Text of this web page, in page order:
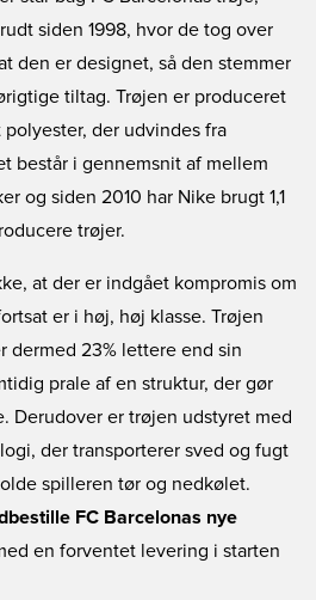
siden 1998, hvor de tog over
den er designet, så den stemmer
tiltag. Trøjen er produceret
der udvindes fra
består i gennemsnit af mellem
og siden 2010 har Nike brugt 1,1
trøjer.
at der er indgået kompromis om
er i høj, høj klasse. Trøjen
dermed 23% lettere end sin
prale af en struktur, der gør
Derudover er trøjen udstyret med
der transporterer sved og fugt
spilleren tør og nedkølet.
FC Barcelonas nye
en forventet levering i starten